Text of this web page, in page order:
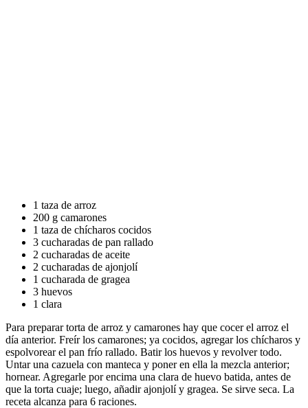
1 taza de arroz
200 g camarones
1 taza de chícharos cocidos
3 cucharadas de pan rallado
2 cucharadas de aceite
2 cucharadas de ajonjolí
1 cucharada de gragea
3 huevos
1 clara
Para preparar torta de arroz y camarones hay que cocer el arroz el
día anterior. Freír los camarones; ya cocidos, agregar los chícharos y
espolvorear el pan frío rallado. Batir los huevos y revolver todo.
Untar una cazuela con manteca y poner en ella la mezcla anterior;
hornear. Agregarle por encima una clara de huevo batida, antes de
que la torta cuaje; luego, añadir ajonjolí y gragea. Se sirve seca. La
receta alcanza para 6 raciones.